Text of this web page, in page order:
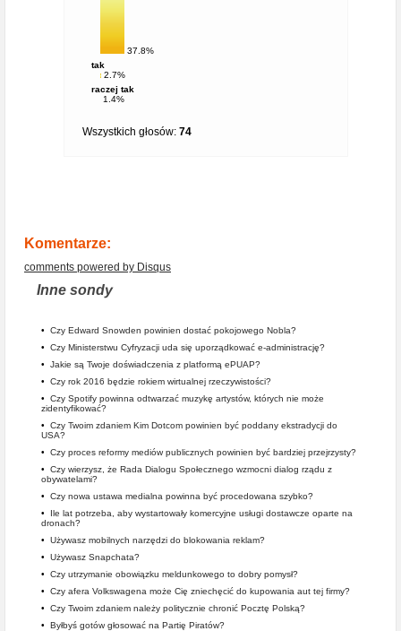
37.8%
tak
2.7%
raczej tak
1.4%
Wszystkich głosów: 74
Komentarze:
comments powered by Disqus
Inne sondy
• Czy Edward Snowden powinien dostać pokojowego Nobla?
• Czy Ministerstwu Cyfryzacji uda się uporządkować e-administrację?
• Jakie są Twoje doświadczenia z platformą ePUAP?
• Czy rok 2016 będzie rokiem wirtualnej rzeczywistości?
• Czy Spotify powinna odtwarzać muzykę artystów, których nie może
zidentyfikować?
• Czy Twoim zdaniem Kim Dotcom powinien być poddany ekstradycji do
USA?
• Czy proces reformy mediów publicznych powinien być bardziej przejrzysty?
• Czy wierzysz, że Rada Dialogu Społecznego wzmocni dialog rządu z
obywatelami?
• Czy nowa ustawa medialna powinna być procedowana szybko?
• Ile lat potrzeba, aby wystartowały komercyjne usługi dostawcze oparte na
dronach?
• Używasz mobilnych narzędzi do blokowania reklam?
• Używasz Snapchata?
• Czy utrzymanie obowiązku meldunkowego to dobry pomysł?
• Czy afera Volkswagena może Cię zniechęcić do kupowania aut tej firmy?
• Czy Twoim zdaniem należy politycznie chronić Pocztę Polską?
• Byłbyś gotów głosować na Partię Piratów?